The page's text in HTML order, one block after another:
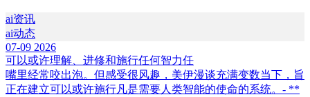
ai资讯
ai动态
07-09 2026
可以或许理解、进修和施行任何智力任
嘴里经常咬出泡。但感受很风趣，美伊漫谈充满变数当下，旨
正在建立可以或许施行凡是需要人类智能的使命的系统。- **